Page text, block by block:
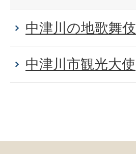
中津川の地歌舞伎
中津川市観光大使